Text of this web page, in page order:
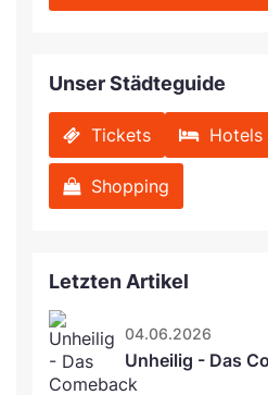
Unser Städteguide
Tickets Hotels
Shopping
Letzten Artikel
04.06.2026
Unheilig - Das